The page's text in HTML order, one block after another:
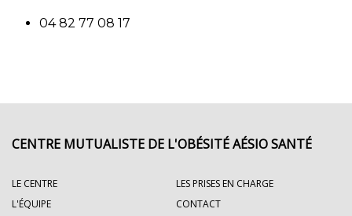
04 82 77 08 17
CENTRE MUTUALISTE DE L'OBÉSITÉ AÉSIO SANTÉ
LE CENTRE
LES PRISES EN CHARGE
L'ÉQUIPE
CONTACT